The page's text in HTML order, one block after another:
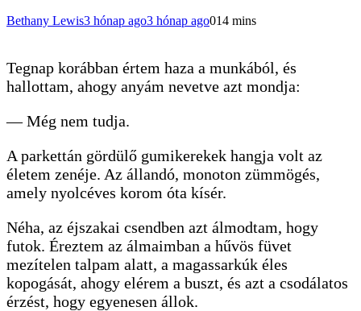
Bethany Lewis3 hónap ago3 hónap ago014 mins
Tegnap korábban értem haza a munkából, és
hallottam, ahogy anyám nevetve azt mondja:
— Még nem tudja.
A parkettán gördülő gumikerekek hangja volt az
életem zenéje. Az állandó, monoton zümmögés,
amely nyolcéves korom óta kísér.
Néha, az éjszakai csendben azt álmodtam, hogy
futok. Éreztem az álmaimban a hűvös füvet
mezítelen talpam alatt, a magassarkúk éles
kopogását, ahogy elérem a buszt, és azt a csodálatos
érzést, hogy egyenesen állok.